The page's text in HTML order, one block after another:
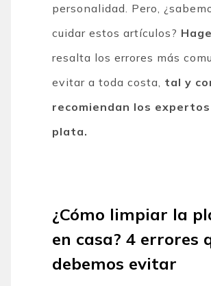
personalidad. Pero,
cuidar estos artículos?
resalta los errores más
evitar a toda costa, tal y
recomiendan los
plata.
¿Cómo limpiar la
en casa? 4 errores
debemos evitar